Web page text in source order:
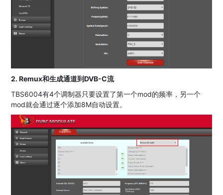
2. Remux和生成通道到DVB-C流
TBS6004有4个调制器只要设置了第一个mod的频率，另一个
mod就会通过逐个添加8M自动设置。